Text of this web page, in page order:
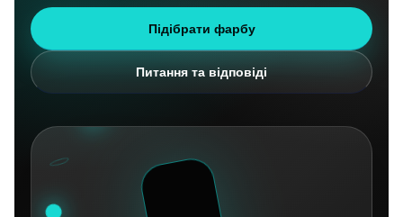
Підібрати фарбу
Питання та відповіді